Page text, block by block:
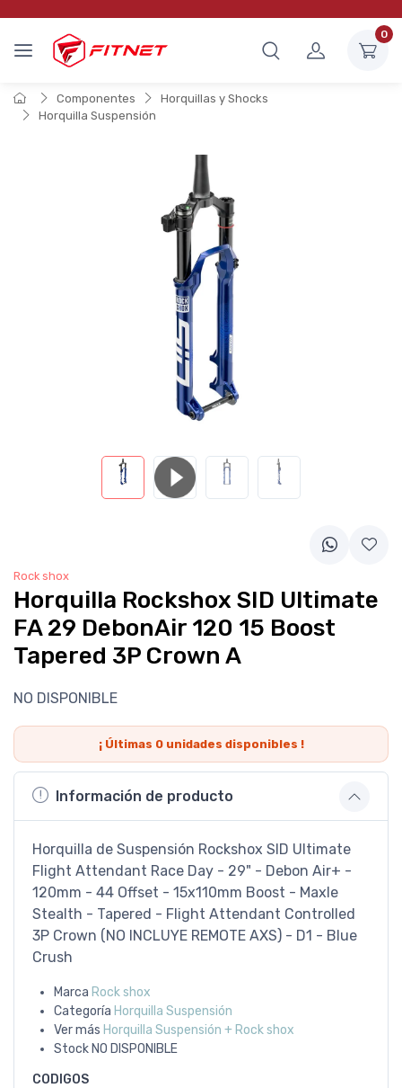
0
Componentes
Horquillas y Shocks
Horquilla Suspensión
Rock shox
Horquilla Rockshox SID Ultimate
FA 29 DebonAir 120 15 Boost
Tapered 3P Crown A
NO DISPONIBLE
¡ Últimas 0unidades disponibles !
Información de producto
Horquilla de Suspensión Rockshox SID Ultimate
Flight Attendant Race Day - 29" - Debon Air+ -
120mm - 44 Offset - 15x110mm Boost - Maxle
Stealth - Tapered - Flight Attendant Controlled
3P Crown (NO INCLUYE REMOTE AXS) - D1 - Blue
Crush
Marca Rock shox
Categoría Horquilla Suspensión
Ver más Horquilla Suspensión + Rock shox
Stock NO DISPONIBLE
CODIGOS